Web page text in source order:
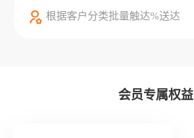
根据客户分类批量触达%送达
会员专属权益